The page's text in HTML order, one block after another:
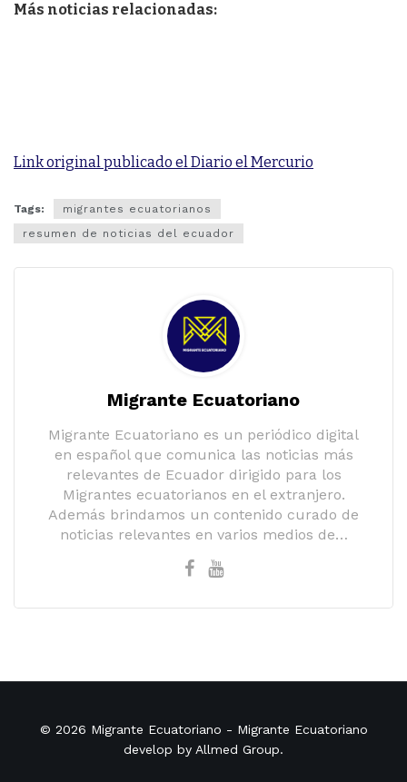
Más noticias relacionadas:
Link original publicado el Diario el Mercurio
Tags:
migrantes ecuatorianos
resumen de noticias del ecuador
Migrante Ecuatoriano
Migrante Ecuatoriano es un periódico digital
en español que comunica las noticias más
relevantes de Ecuador dirigido para los
Migrantes ecuatorianos en el extranjero.
Además brindamos un contenido curado de
noticias relevantes en varios medios de…
© 2026 Migrante Ecuatoriano - Migrante Ecuatoriano
develop by Allmed Group.